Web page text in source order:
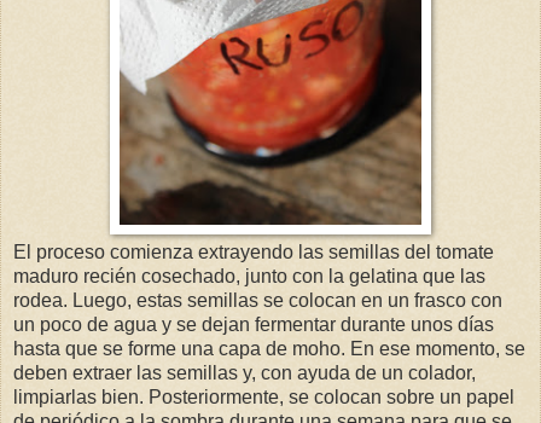
El proceso comienza extrayendo las semillas del tomate
maduro recién cosechado, junto con la gelatina que las
rodea. Luego, estas semillas se colocan en un frasco con
un poco de agua y se dejan fermentar durante unos días
hasta que se forme una capa de moho. En ese momento, se
deben extraer las semillas y, con ayuda de un colador,
limpiarlas bien. Posteriormente, se colocan sobre un papel